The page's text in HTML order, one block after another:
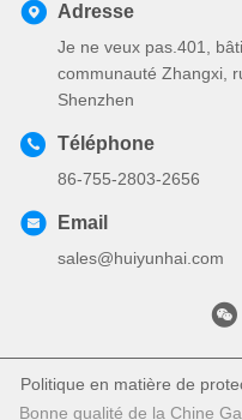
Adresse
Je ne veux pas.401,
communauté Zhangxi,
Shenzhen
Téléphone
86-755-2803-2656
Email
sales@huiyunhai.com
Politique en matière de
Bonne qualité de la Chine